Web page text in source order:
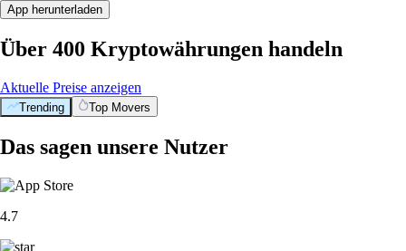
App herunterladen
Über 400 Kryptowährungen handeln
Aktuelle Preise anzeigen
Trending Top Movers
Das sagen unsere Nutzer
4.7